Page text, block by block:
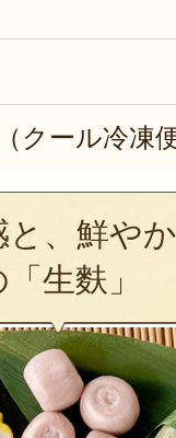
クール冷凍
、鮮や
生麩」